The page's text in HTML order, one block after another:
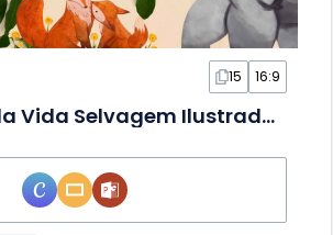
15 16:9
Dia Mundial da Vida Selvagem Ilustrado em Slides